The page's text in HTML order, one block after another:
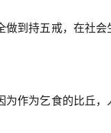
做到持五戒，在社会
为作为乞食的比丘，